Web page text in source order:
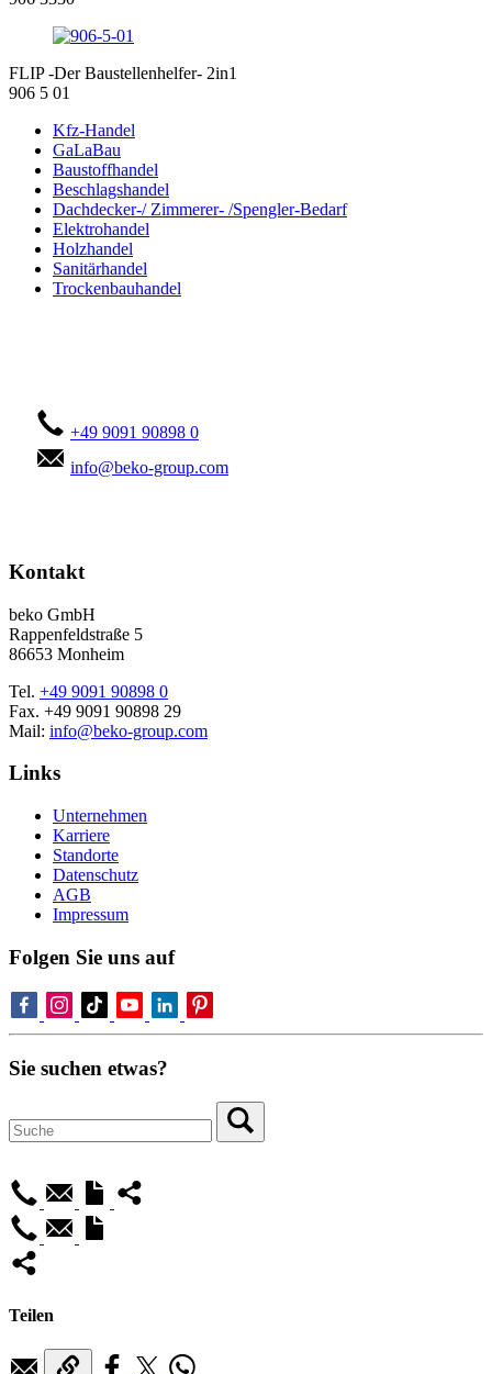
FLIP -Der Baustellenhelfer- 2in1
906 5 01
Kfz-Handel
GaLaBau
Baustoffhandel
Beschlagshandel
Dachdecker-/ Zimmerer- /Spengler-Bedarf
Elektrohandel
Holzhandel
Sanitärhandel
Trockenbauhandel
+49 9091 90898 0
info@beko-group.com
Kontakt
beko GmbH
Rappenfeldstraße 5
86653 Monheim
Tel. +49 9091 90898 0
Fax. +49 9091 90898 29
Mail: info@beko-group.com
Links
Unternehmen
Karriere
Standorte
Datenschutz
AGB
Impressum
Folgen Sie uns auf
Sie suchen etwas?
Teilen